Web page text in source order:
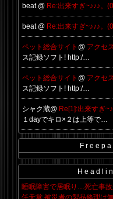
beat @ Re:出来すぎ~♪♪♪。
beat @ Re:出来すぎ~♪♪♪。
ペット総合サイト @ アクセ
ス記録ソフト! http:/…
ペット総合サイト @ アクセ
ス記録ソフト! http:/…
シャク蔵@ Re[1]:出来すぎ
１dayでキロ×２は上等で…
睡眠障害で居眠り…死亡事
任天堂 被災者の製品修理は